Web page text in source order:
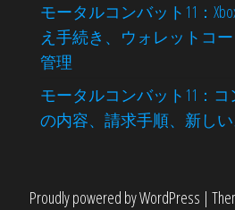
モータルコンバット11：
え手続き、ウォレットコ
管理
モータルコンバット11：
の内容、請求手順、新し
Proudly powered byWordPress |